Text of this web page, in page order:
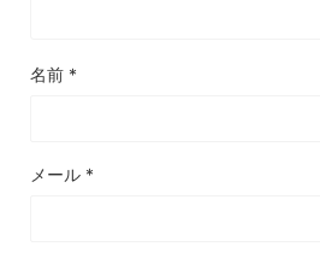
名前 *
メール *